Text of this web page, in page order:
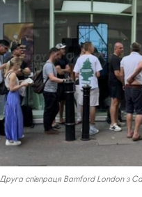
Друга співпраця Bamford London з